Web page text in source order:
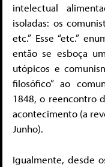
intelectual
isoladas: os
etc.” Esse “etc.”
então se esboça
utópicos e
filosófico” ao
1848, o reencontro
acontecimento (a
Junho).
Igualmente, desde